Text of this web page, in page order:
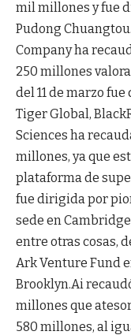
mil millones y fue
Pudong
Company ha
250 millones
del 11 de marzo
Tiger Global,
Sciences ha
millones, ya que
plataforma de
fue dirigida por
sede en
entre otras cosas,
Ark Venture Fund
Brooklyn.Ai
millones que
580 millones, al